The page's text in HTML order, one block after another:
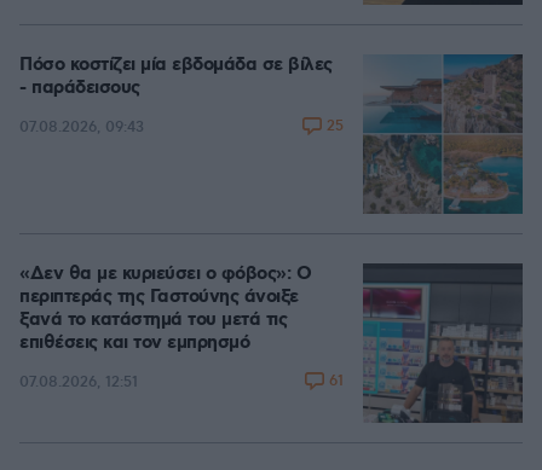
Πόσο κοστίζει μία εβδομάδα σε βίλες
- παράδεισους
07.08.2026, 09:43 25
«Δεν θα με κυριεύσει ο φόβος»: Ο
περιπτεράς της Γαστούνης άνοιξε
ξανά το κατάστημά του μετά τις
επιθέσεις και τον εμπρησμό
07.08.2026, 12:51 61